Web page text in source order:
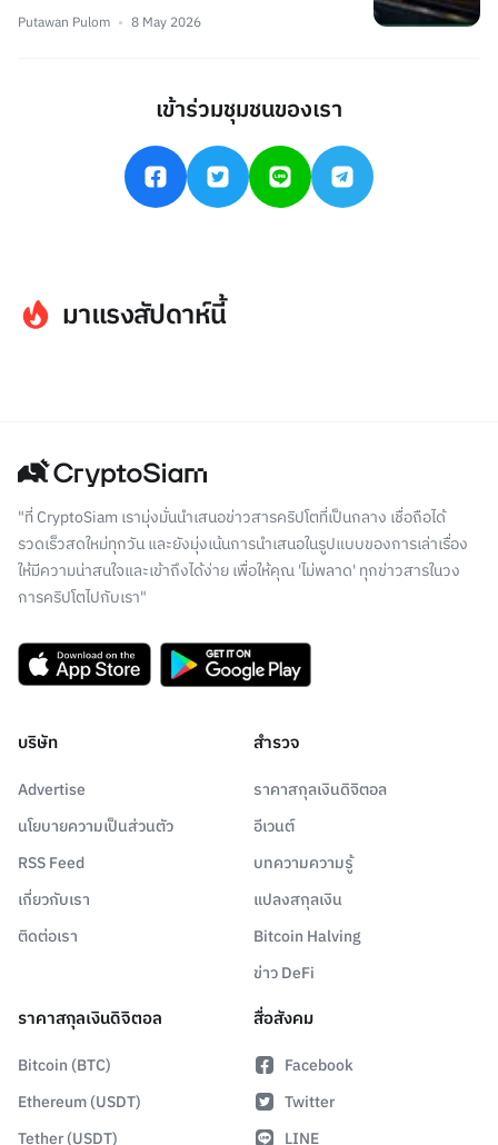
Putawan Pulom 8 May 2026
เข้าร่วมชุมชนของเรา
มาแรงสัปดาห์นี้
"ที่ CryptoSiam เรามุ่งมั่นนำเสนอข่าวสารคริปโตที่เป็นกลาง เชื่อถือได้
รวดเร็วสดใหม่ทุกวัน และยังมุ่งเน้นการนำเสนอในรูปแบบของการเล่าเรื่อง
ให้มีความน่าสนใจและเข้าถึงได้ง่าย เพื่อให้คุณ 'ไม่พลาด' ทุกข่าวสารในวง
การคริปโตไปกับเรา"
บริษัท
Advertise
นโยบายความเป็นส่วนตัว
RSS Feed
เกี่ยวกับเรา
ติดต่อเรา
สำรวจ
ราคาสกุลเงินดิจิตอล
อีเวนต์
บทความความรู้
แปลงสกุลเงิน
Bitcoin Halving
ข่าว DeFi
ราคาสกุลเงินดิจิตอล
Bitcoin (BTC)
Ethereum (USDT)
Tether (USDT)
สื่อสังคม
Facebook
Twitter
LINE